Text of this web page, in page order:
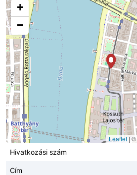
+
−
Leaflet | ©
Hivatkozási szám
Cím